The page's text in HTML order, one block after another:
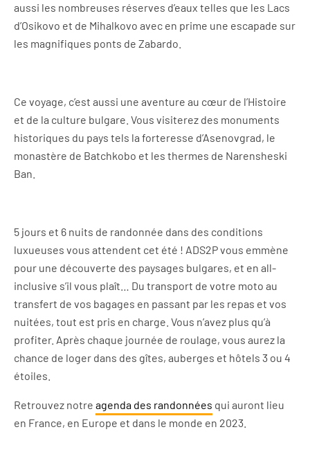
aussi les nombreuses réserves d’eaux telles que les Lacs
d’Osikovo et de Mihalkovo avec en prime une escapade sur
les magnifiques ponts de Zabardo.
Ce voyage, c’est aussi une aventure au cœur de l’Histoire
et de la culture bulgare. Vous visiterez des monuments
historiques du pays tels la forteresse d’Asenovgrad, le
monastère de Batchkobo et les thermes de Narensheski
Ban.
5 jours et 6 nuits de randonnée dans des conditions
luxueuses vous attendent cet été ! ADS2P vous emmène
pour une découverte des paysages bulgares, et en all-
inclusive s’il vous plaît… Du transport de votre moto au
transfert de vos bagages en passant par les repas et vos
nuitées, tout est pris en charge. Vous n’avez plus qu’à
profiter. Après chaque journée de roulage, vous aurez la
chance de loger dans des gîtes, auberges et hôtels 3 ou 4
étoiles.
Retrouvez notre agenda des randonnées qui auront lieu
en France, en Europe et dans le monde en 2023.